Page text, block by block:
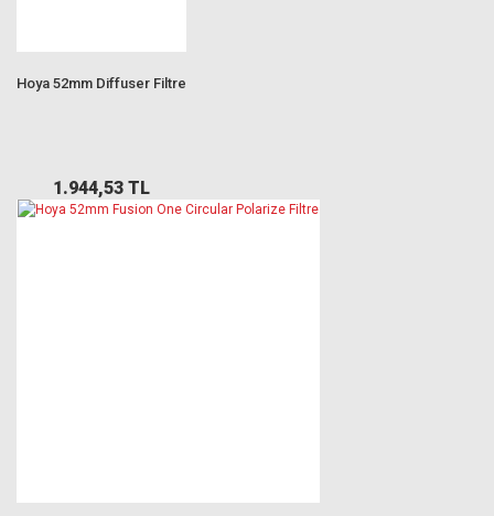
Hoya 52mm Diffuser Filtre
1.944,53 TL